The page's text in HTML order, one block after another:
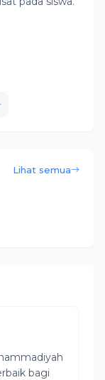
Lihat semua
bagi